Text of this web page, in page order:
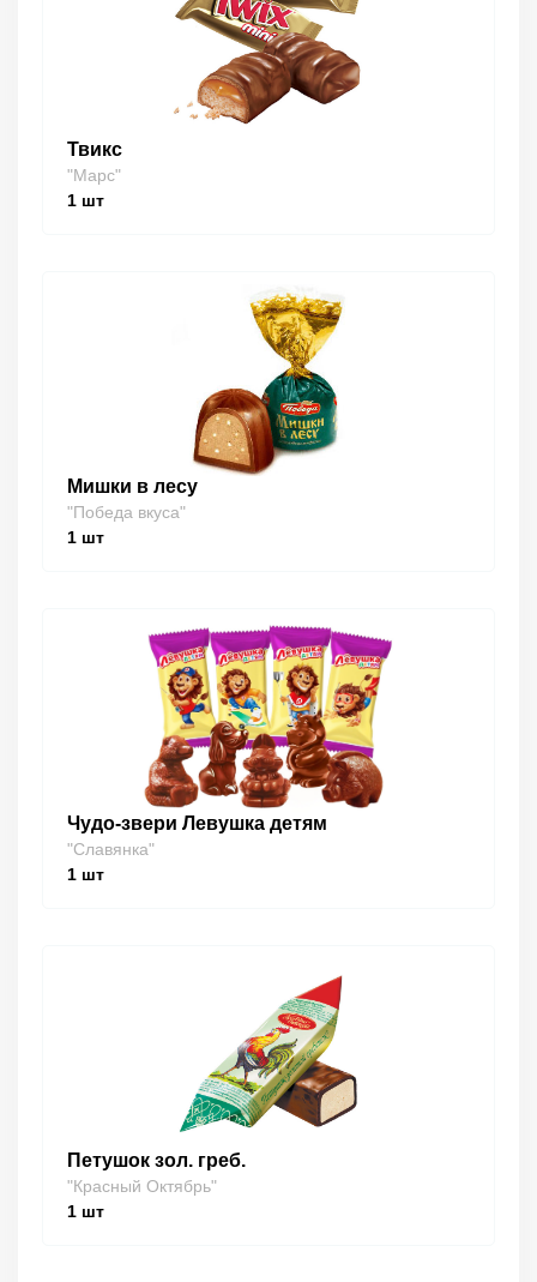
Твикс
"Марс"
1 шт
Мишки в лесу
"Победа вкуса"
1 шт
Чудо-звери Левушка детям
"Славянка"
1 шт
Петушок зол. греб.
"Красный Октябрь"
1 шт